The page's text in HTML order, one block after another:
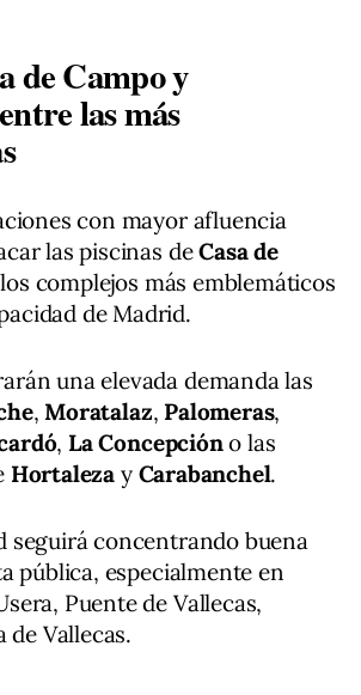
de Campo y
las más
con mayor afluencia
las piscinas deCasa de
complejos más emblemáticos
de Madrid.
una elevada demanda las
, Moratalaz, Palomeras,
, La Concepcióno las
Hortaleza y Carabanchel.
seguirá concentrando buena
pública, especialmente en
Puente de Vallecas,
de Vallecas.